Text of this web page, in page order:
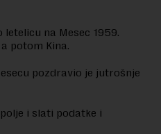
na Mesec 1959.
a potom Kina.
pozdravio je jutrošnje
i slati podatke i